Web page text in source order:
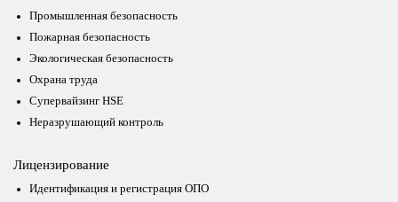
Промышленная безопасность
Пожарная безопасность
Экологическая безопасность
Охрана труда
Супервайзинг HSE
Неразрушающий контроль
Лицензирование
Идентификация и регистрация ОПО